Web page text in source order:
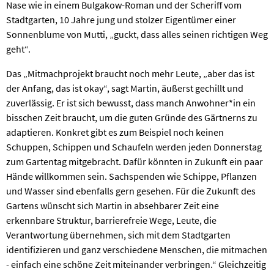
Nase wie in einem Bulgakow-Roman und der Scheriff vom
Stadtgarten, 10 Jahre jung und stolzer Eigentümer einer
Sonnenblume von Mutti, „guckt, dass alles seinen richtigen Weg
geht“.
Das „Mitmachprojekt braucht noch mehr Leute, „aber das ist
der Anfang, das ist okay“, sagt Martin, äußerst gechillt und
zuverlässig. Er ist sich bewusst, dass manch Anwohner*in ein
bisschen Zeit braucht, um die guten Gründe des Gärtnerns zu
adaptieren. Konkret gibt es zum Beispiel noch keinen
Schuppen, Schippen und Schaufeln werden jeden Donnerstag
zum Gartentag mitgebracht. Dafür könnten in Zukunft ein paar
Hände willkommen sein. Sachspenden wie Schippe, Pflanzen
und Wasser sind ebenfalls gern gesehen. Für die Zukunft des
Gartens wünscht sich Martin in absehbarer Zeit eine
erkennbare Struktur, barrierefreie Wege, Leute, die
Verantwortung übernehmen, sich mit dem Stadtgarten
identifizieren und ganz verschiedene Menschen, die mitmachen
- einfach eine schöne Zeit miteinander verbringen.“ Gleichzeitig